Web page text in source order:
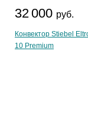
32 000 руб.
Конвектор Stiebel
10 Premium